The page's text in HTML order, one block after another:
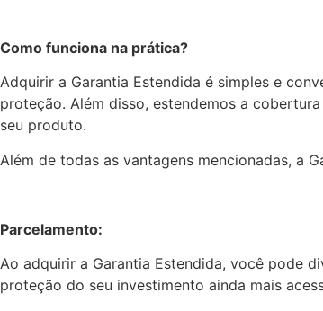
Como funciona na prática?
Adquirir a Garantia Estendida é simples e
proteção. Além disso, estendemos a
seu produto.
Além de todas as vantagens mencionadas, a
Parcelamento:
Ao adquirir a Garantia Estendida, você pode
proteção do seu investimento ainda mais